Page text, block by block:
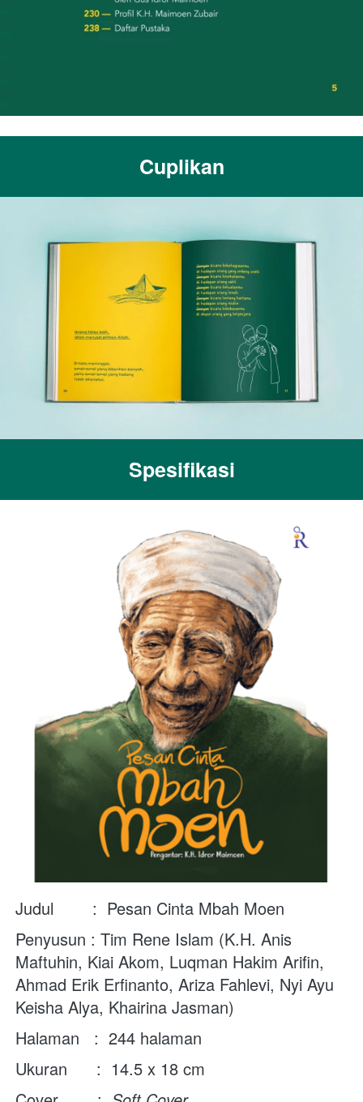
Cuplikan
Spesifikasi
Judul        :  Pesan Cinta Mbah Moen
Penyusun : Tim Rene Islam (K.H. Anis
Maftuhin, Kiai Akom, Luqman Hakim Arifin,
Ahmad Erik Erfinanto, Ariza Fahlevi, Nyi Ayu
Keisha Alya, Khairina Jasman)
Halaman   :  244 halaman
Ukuran      :  14.5 x 18 cm